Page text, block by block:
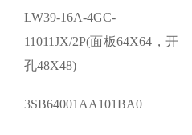
LW39-16A-4GC-
11011JX/2P(面板64X64，开
孔48X48)
3SB64001AA101BA0